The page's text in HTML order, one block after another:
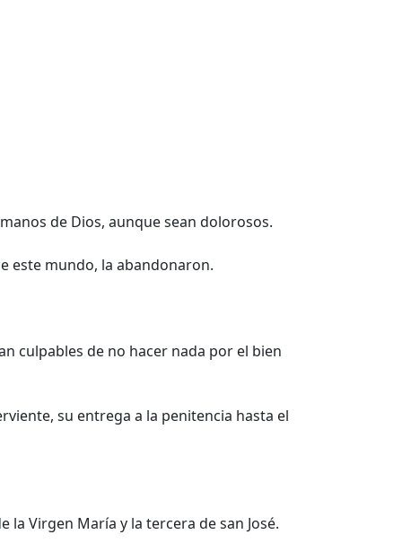
de Dios, aunque sean dolorosos.
este mundo, la abandonaron.
culpables de no hacer nada por el bien
su entrega a la penitencia hasta el
la Virgen María y la tercera de san José.